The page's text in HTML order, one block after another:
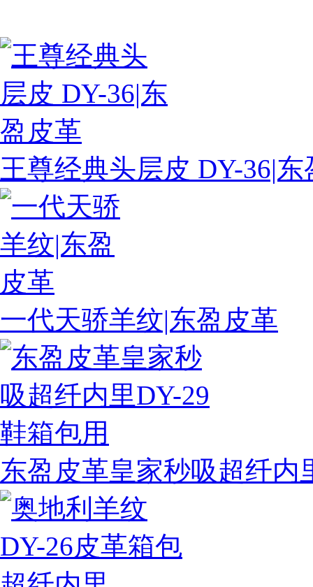
王尊经典头层皮 DY-36|东
一代天骄羊纹|东盈皮革
东盈皮革皇家秒吸超纤内